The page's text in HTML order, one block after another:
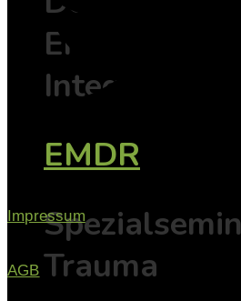
Erleben zur
Integration
EMDR
Trauma
Impressum
AGB